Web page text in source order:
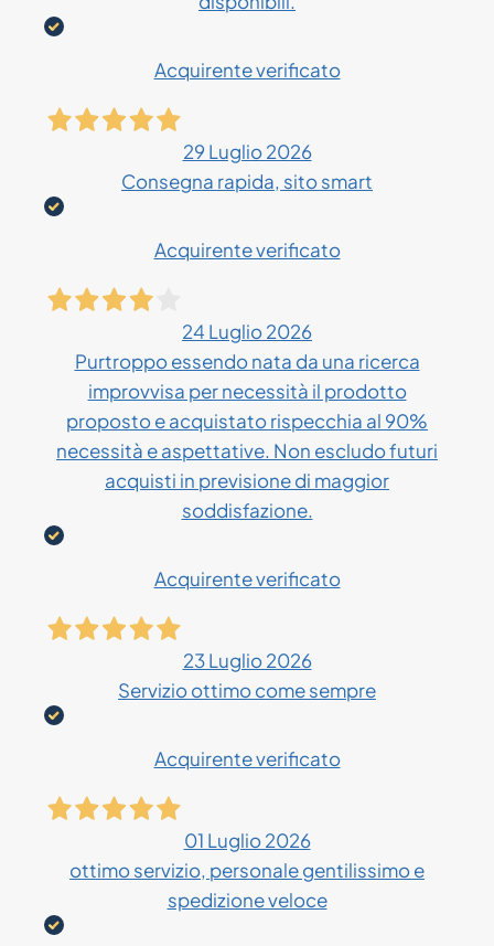
Acquirente verificato
29 Luglio 2026
Consegna rapida, sito smart
Acquirente verificato
24 Luglio 2026
Purtroppo essendo nata da una ricerca
improvvisa per necessità il prodotto
proposto e acquistato rispecchia al 90%
necessità e aspettative. Non escludo futuri
acquisti in previsione di maggior
soddisfazione.
Acquirente verificato
23 Luglio 2026
Servizio ottimo come sempre
Acquirente verificato
01 Luglio 2026
ottimo servizio, personale gentilissimo e
spedizione veloce